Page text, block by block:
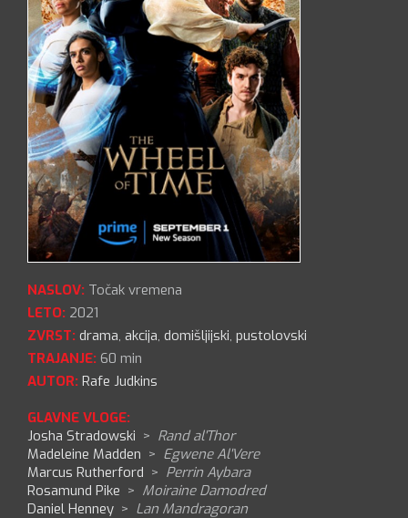
NASLOV: Točak vremena
LETO: 2021
ZVRST: drama, akcija, domišljijski, pustolovski
TRAJANJE: 60 min
AUTOR: Rafe Judkins
GLAVNE VLOGE:
Josha Stradowski > Rand al'Thor
Madeleine Madden > Egwene Al'Vere
Marcus Rutherford > Perrin Aybara
Rosamund Pike > Moiraine Damodred
Daniel Henney > Lan Mandragoran